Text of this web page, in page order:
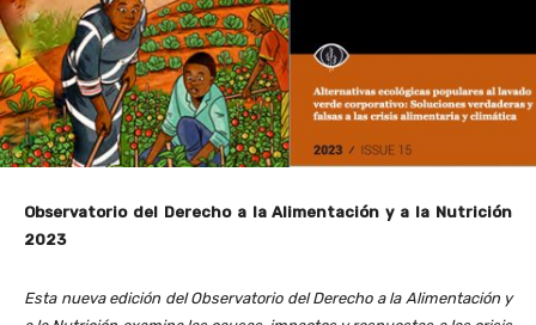
Observatorio del Derecho a la Alimentación y a la Nutrición
2023
Esta nueva edición del Observatorio del Derecho a la Alimentación y